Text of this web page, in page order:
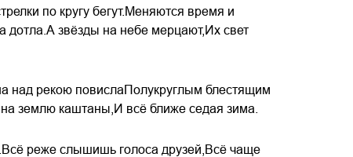
по кругу бегут.Меняются время и
дотла.А звёзды на небе мерцают,Их свет
над рекою повислаПолукруглым блестящим
землю каштаны,И всё ближе седая зима.
реже слышишь голоса друзей,Всё чаще